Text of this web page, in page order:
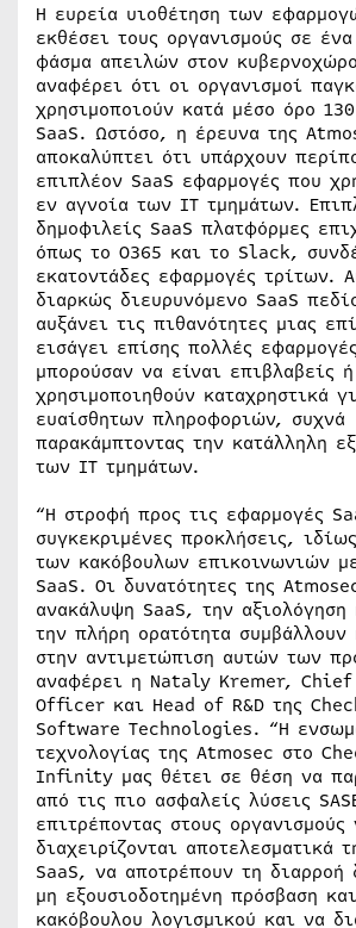
Η ευρεία υιοθέτηση των
εκθέσει τους οργανισμούς σε
φάσμα απειλών στον
αναφέρει ότι οι οργανισμοί
χρησιμοποιούν κατά μέσο όρο
SaaS. Ωστόσο, η έρευνα της
αποκαλύπτει ότι υπάρχουν
επιπλέον SaaS εφαρμογές που
εν αγνοία των IT τμημάτων.
δημοφιλείς SaaS πλατφόρμες
όπως το O365 και το Slack,
εκατοντάδες εφαρμογές τρίτων.
διαρκώς διευρυνόμενο SaaS
αυξάνει τις πιθανότητες μιας
εισάγει επίσης πολλές
μπορούσαν να είναι επιβλαβείς
χρησιμοποιηθούν καταχρηστικά
ευαίσθητων πληροφοριών, συχνά
παρακάμπτοντας την κατάλληλη
των IT τμημάτων.
“Η στροφή προς τις εφαρμογές
συγκεκριμένες προκλήσεις,
των κακόβουλων επικοινωνιών
SaaS. Οι δυνατότητες της
ανακάλυψη SaaS, την
την πλήρη ορατότητα συμβάλλουν
στην αντιμετώπιση αυτών των
αναφέρει η Nataly Kremer,
Officer και Head of R&D της
Software Technologies. “Η
τεχνολογίας της Atmosec στο
Infinity μας θέτει σε θέση να
από τις πιο ασφαλείς λύσεις
επιτρέποντας στους οργανισμούς
διαχειρίζονται αποτελεσματικά
SaaS, να αποτρέπουν τη διαρροή
μη εξουσιοδοτημένη πρόσβαση
κακόβουλου λογισμικού και να